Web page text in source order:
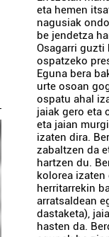
eta hemen
nagusiak
be jendetza
Osagarri guzti
ospatzeko
Eguna bera
urte osoan
ospatu ahal
jaiak gero eta
eta jaian
izaten dira.
zabaltzen da
hartzen du.
kolorea
herritarrekin
arratsaldean
dastaketa),
hasten da.